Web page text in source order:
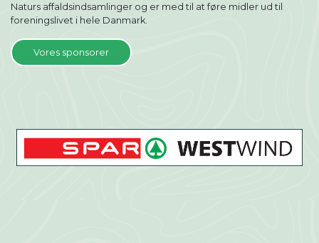
Naturs affaldsindsamlinger og er med til at føre midler ud til
foreningslivet i hele Danmark.
Vores sponsorer